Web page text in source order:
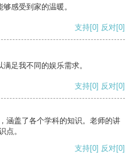
感受到家的温暖。
支持[0] 反对[0]
足我不同的娱乐需求。
支持[0] 反对[0]
涵盖了各个学科的知识。老师的讲
点。
支持[0] 反对[0]